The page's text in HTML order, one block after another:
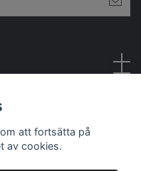
att fortsätta på
av cookies.